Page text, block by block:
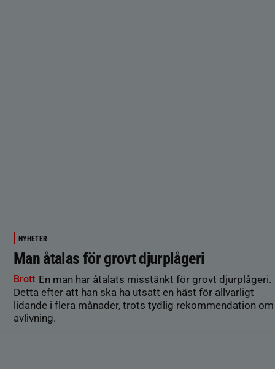
NYHETER
Man åtalas för grovt djurplågeri
Brott En man har åtalats misstänkt för grovt djurplågeri.
Detta efter att han ska ha utsatt en häst för allvarligt
lidande i flera månader, trots tydlig rekommendation om
avlivning.